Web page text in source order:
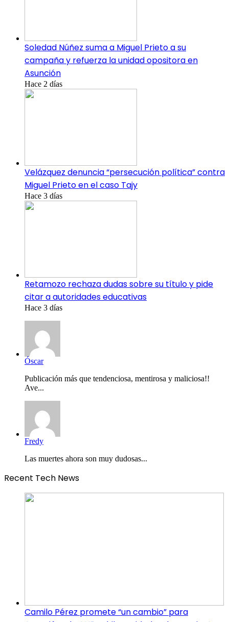
Soledad Núñez suma a Miguel Prieto a su
campaña y refuerza la unidad opositora en
Asunción
Hace 2 días
Velázquez denuncia “persecución política” contra
Miguel Prieto en el caso Tajy
Hace 3 días
Retamozo rechaza dudas sobre su título y pide
citar a autoridades educativas
Hace 3 días
Óscar
Publicación más que tendenciosa, mentirosa y maliciosa!!
Ave...
Fredy
Las muertes ahora son muy dudosas...
Recent Tech News
Camilo Pérez promete “un cambio” para